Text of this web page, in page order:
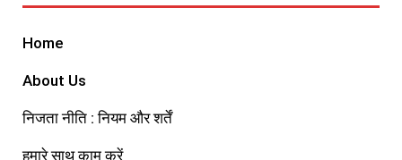
Home
About Us
निजता नीति : नियम और शर्तें
हमारे साथ काम करें